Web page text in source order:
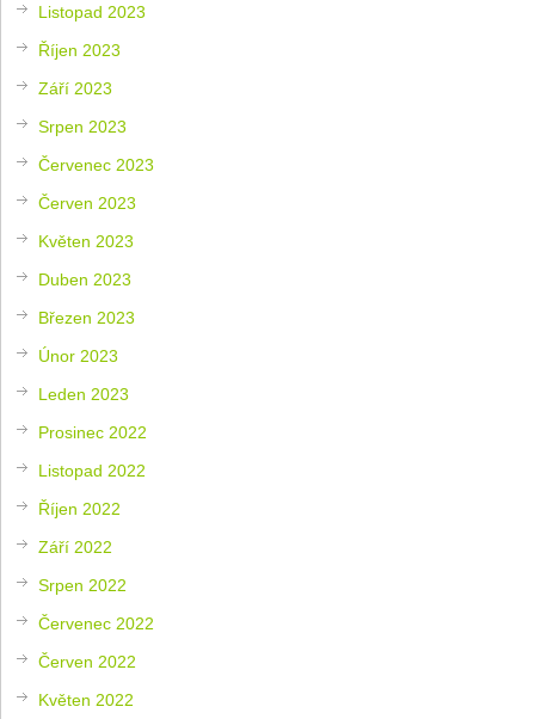
Listopad 2023
Říjen 2023
Září 2023
Srpen 2023
Červenec 2023
Červen 2023
Květen 2023
Duben 2023
Březen 2023
Únor 2023
Leden 2023
Prosinec 2022
Listopad 2022
Říjen 2022
Září 2022
Srpen 2022
Červenec 2022
Červen 2022
Květen 2022